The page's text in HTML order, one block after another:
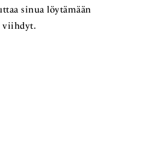
sinua löytämään
viihdyt.